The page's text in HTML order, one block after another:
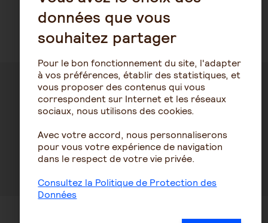
Découvrez nos offres
mutuelle santé
Découvrez notre mutuelle santé
données que vous
souhaitez partager
Pour le bon fonctionnement du site, l'adapter
à vos préférences, établir des statistiques, et
vous proposer des contenus qui vous
correspondent sur Internet et les réseaux
sociaux, nous utilisons des cookies.
Avec votre accord, nous personnaliserons
pour vous votre expérience de navigation
dans le respect de votre vie privée.
Consultez la Politique de Protection des
Données